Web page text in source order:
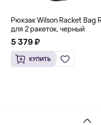
Рюкзак Wilson Racket Bag
для 2 ракеток, черный
5 379 ₽
КУПИТЬ